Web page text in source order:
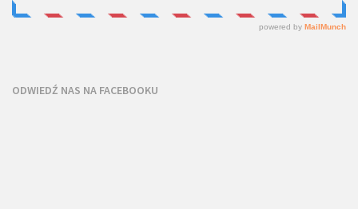
ODWIEDŹ NAS NA FACEBOOKU